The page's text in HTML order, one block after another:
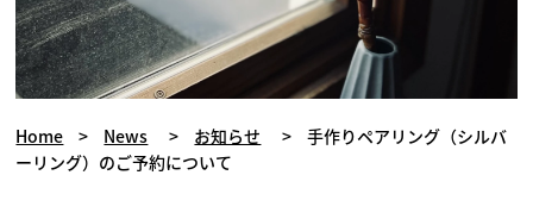
Home > News > お知らせ >
手作りペアリング（シルバ
ーリング）のご予約について